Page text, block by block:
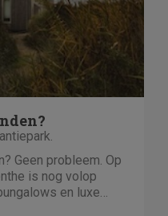
Geen probleem. Op
is nog volop
en luxe